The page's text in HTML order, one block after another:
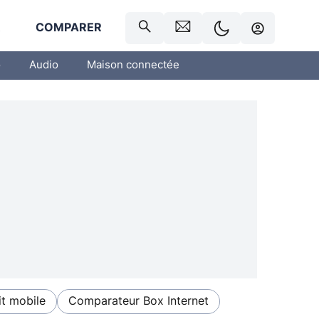
COMPARER
Audio Maison connectée
mobile Comparateur Box Internet